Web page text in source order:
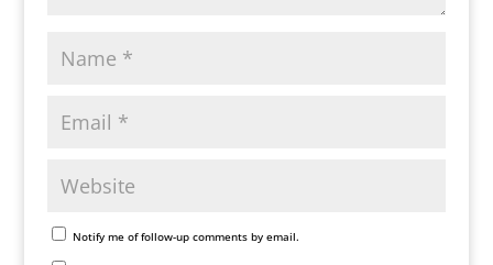
Notify me of follow-up comments by email.